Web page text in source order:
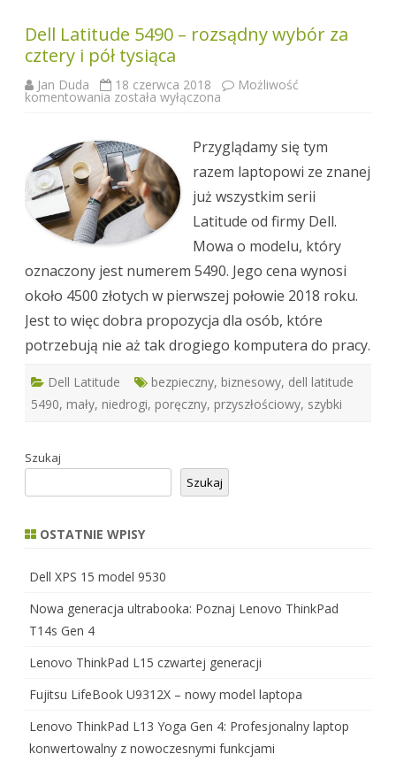
Dell Latitude 5490 – rozsądny wybór za
cztery i pół tysiąca
Jan Duda 18 czerwca 2018 Możliwość
komentowania Dell
rozsądny
wybór
za
cztery
i
pół
tysiąca
została wyłączona
Przyglądamy się tym
razem laptopowi ze znanej
już wszystkim serii
Latitude od firmy Dell.
Mowa o modelu, który
oznaczony jest numerem 5490. Jego cena wynosi
około 4500 złotych w pierwszej połowie 2018 roku.
Jest to więc dobra propozycja dla osób, które
potrzebują nie aż tak drogiego komputera do pracy.
Dell Latitude bezpieczny, biznesowy, dell latitude
5490, mały, niedrogi, poręczny, przyszłościowy, szybki
Szukaj
Szukaj
OSTATNIE WPISY
Dell XPS 15 model 9530
Nowa generacja ultrabooka: Poznaj Lenovo ThinkPad
T14s Gen 4
Lenovo ThinkPad L15 czwartej generacji
Fujitsu LifeBook U9312X – nowy model laptopa
Lenovo ThinkPad L13 Yoga Gen 4: Profesjonalny laptop
konwertowalny z nowoczesnymi funkcjami